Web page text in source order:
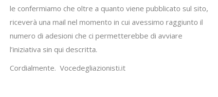
le confermiamo che oltre a quanto viene pubblicato sul sito,
riceverà una mail nel momento in cui avessimo raggiunto il
numero di adesioni che ci permetterebbe di avviare
l’iniziativa sin qui descritta.
Cordialmente. Vocedegliazionisti.it